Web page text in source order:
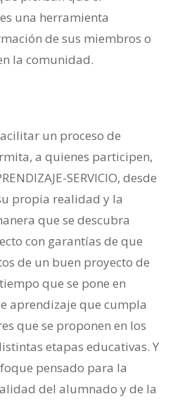
una herramienta
de sus miembros o
la comunidad.
un proceso de
a quienes participen,
SERVICIO, desde
propia realidad y la
que se descubra
con garantías de que
de un buen proyecto de
que se pone en
aprendizaje que cumpla
que se proponen en los
etapas educativas. Y
pensado para la
del alumnado y de la